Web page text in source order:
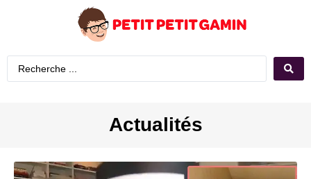
Actualités